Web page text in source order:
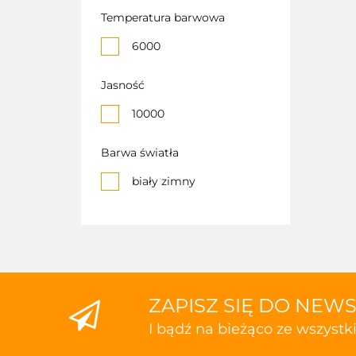
Temperatura barwowa
6000
Jasność
10000
Barwa światła
biały zimny
ZAPISZ SIĘ DO
I bądź na bieżąco ze